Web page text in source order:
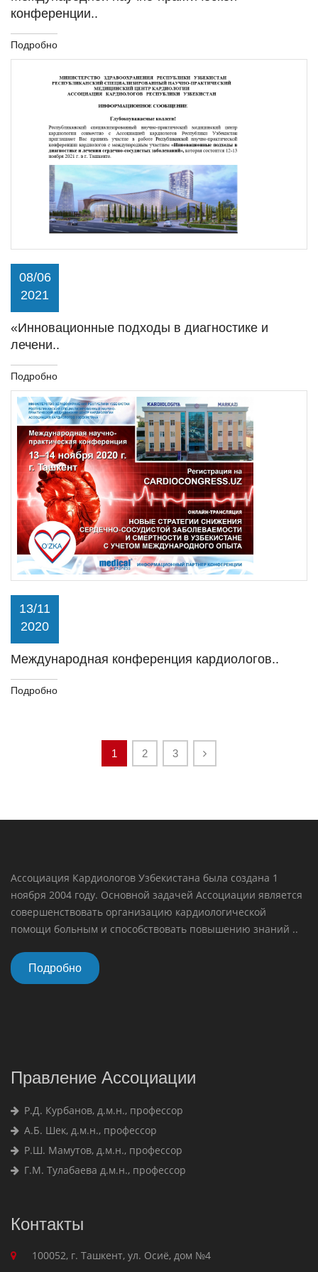
конференции..
Подробно
08/06
2021
«Инновационные подходы в диагностике и
лечени..
Подробно
13/11
2020
Международная конференция кардиологов..
Подробно
1 2 3
Ассоциация Кардиологов Узбекистана была создана 1
ноября 2004 году. Основной задачей Ассоциации является
совершенствовать организацию кардиологической
помощи больным и способствовать повышению знаний ..
Подробно
Правление Ассоциации
Р.Д. Курбанов, д.м.н., профессор
А.Б. Шек, д.м.н., профессор
Р.Ш. Мамутов, д.м.н., профессор
Г.М. Тулабаева д.м.н., профессор
Контакты
100052, г. Ташкент, ул. Осиё, дом №4